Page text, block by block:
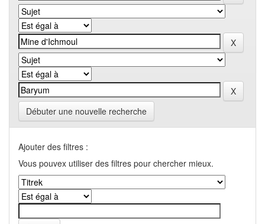
Débuter une nouvelle recherche
Ajouter des filtres :
Vous pouvex utiliser des filtres pour chercher mieux.